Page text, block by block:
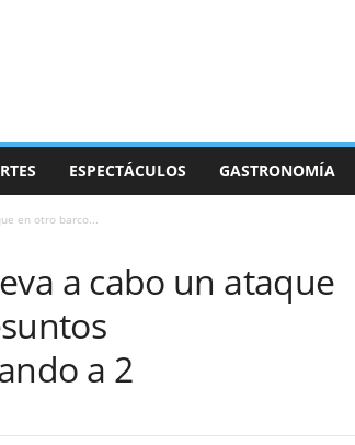
ESPECTÁCULOS GASTRONOMÍA
en otro barco...
a cabo un ataque
a 2